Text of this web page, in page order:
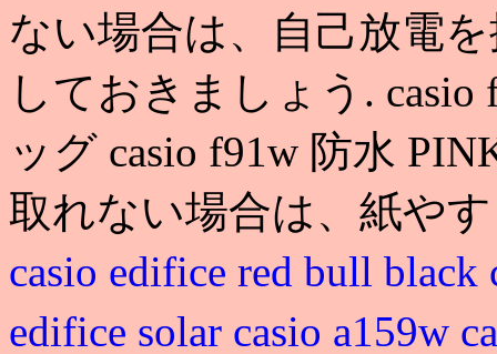
ない場合は、自己放電
しておきましょう. casio
ッグ casio f91w 防水
取れない場合は、紙や
casio edifice red bull black
edifice solar casio a159w